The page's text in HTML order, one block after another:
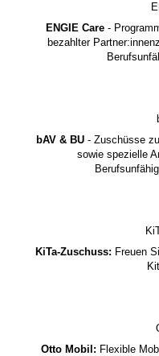
ENGIE Care -
bezahlter
bAV & BU - Zuschüsse
sowie spezielle
KiTa-Zuschuss: Freuen
Otto Mobil: Flexible